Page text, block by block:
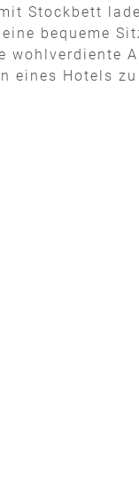
Stockbett
bequeme
wohlverdiente
eines Hotels